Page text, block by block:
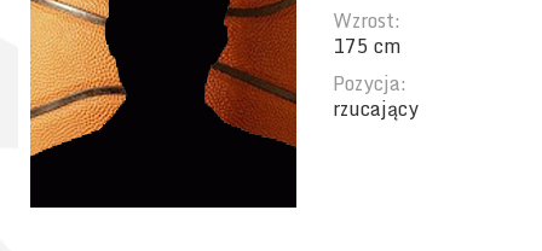
Wzrost:
175 cm
Pozycja:
rzucający